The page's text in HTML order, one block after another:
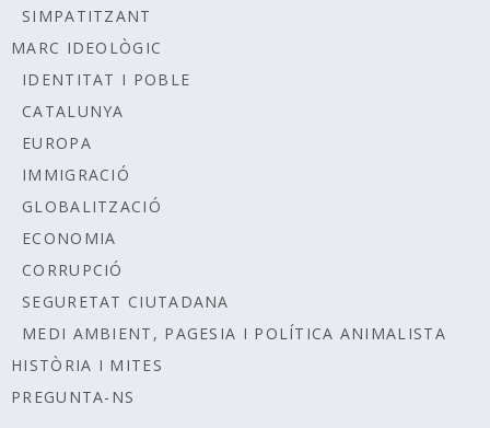
SIMPATITZANT
MARC IDEOLÒGIC
IDENTITAT I POBLE
CATALUNYA
EUROPA
IMMIGRACIÓ
GLOBALITZACIÓ
ECONOMIA
CORRUPCIÓ
SEGURETAT CIUTADANA
MEDI AMBIENT, PAGESIA I POLÍTICA ANIMALISTA
HISTÒRIA I MITES
PREGUNTA-NS